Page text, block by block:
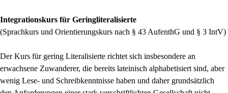
Integrationskurs für Geringliteralisierte
(Sprachkurs und Orientierungskurs nach § 43 AufenthG und § 3 IntV)
Der Kurs für gering Literalisierte richtet sich insbesondere an
erwachsene Zuwanderer, die bereits lateinisch alphabetisiert sind, aber
wenig Lese- und Schreibkenntnisse haben und daher grundsätzlich